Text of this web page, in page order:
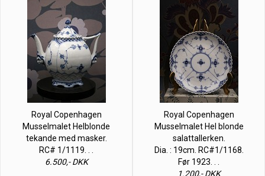
Royal Copenhagen
Musselmalet Helblonde
tekande med masker.
RC# 1/1119. . .
6.500,- DKK
Royal Copenhagen
Musselmalet Hel blonde
salattallerken.
Dia. : 19cm. RC#1/1168.
Før 1923. . .
1.200,- DKK